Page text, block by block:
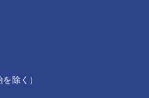
除く）